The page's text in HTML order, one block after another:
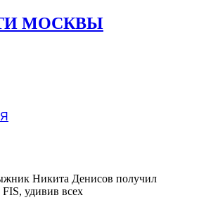
МОСКВЫ
Никита Денисов получил
удивив всех